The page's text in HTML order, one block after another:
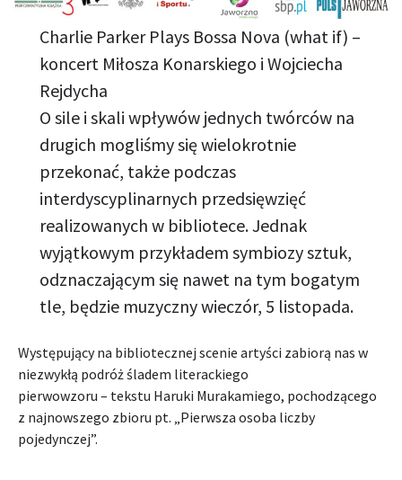
Charlie Parker Plays Bossa Nova (what if) –
koncert Miłosza Konarskiego i Wojciecha
Rejdycha
O sile i skali wpływów jednych twórców na
drugich mogliśmy się wielokrotnie
przekonać, także podczas
interdyscyplinarnych przedsięwzięć
realizowanych w bibliotece. Jednak
wyjątkowym przykładem symbiozy sztuk,
odznaczającym się nawet na tym bogatym
tle, będzie muzyczny wieczór, 5 listopada.
Występujący na bibliotecznej scenie artyści zabiorą nas w
niezwykłą podróż śladem literackiego
pierwowzoru – tekstu Haruki Murakamiego, pochodzącego
z najnowszego zbioru pt. „Pierwsza osoba liczby
pojedynczej”.